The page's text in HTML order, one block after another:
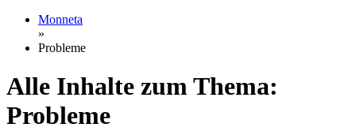
Monneta
»
Probleme
Alle Inhalte zum Thema:
Probleme